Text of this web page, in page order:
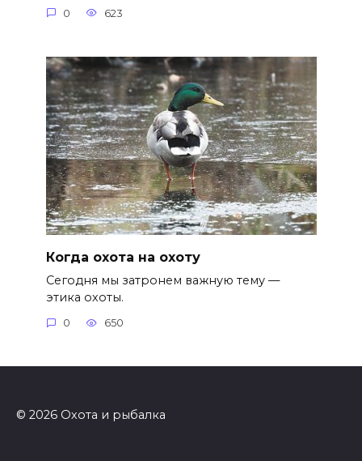
0 623
Когда охота на охоту
Сегодня мы затронем важную тему —
этика охоты.
0 650
© 2026 Охота и рыбалка